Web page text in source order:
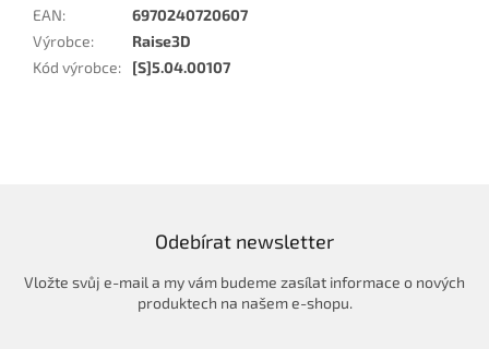
EAN:
6970240720607
Výrobce:
Raise3D
Kód výrobce: [S]5.04.00107
Odebírat newsletter
Vložte svůj e-mail a my vám budeme zasílat informace o nových
produktech na našem e-shopu.